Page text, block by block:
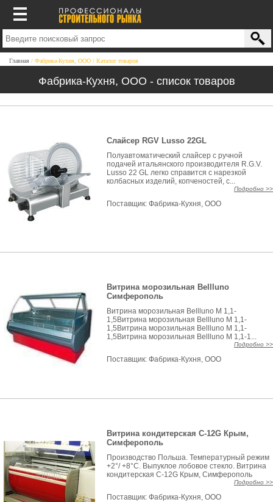
Главная Фабрика-Кухня, ООО Каталог товаров
Фабрика-Кухня, ООО - список товаров
Слайсер RGV Lusso 22GL
Полуавтоматический слайсер с ручной
подачей итальянского производителя R.G.V.
Lusso 22 GL легко справится с нарезкой
колбасных изделий, копченостей, с...
Подробно >>
Поставщик: Фабрика-Кухня, ООО
Витрина морозильная Bellluno
Симферополь
Витрина морозильная Bellluno М 1,1-
1,5Витрина морозильная Bellluno М 1,1-
1,5Витрина морозильная Bellluno М 1,1-
1,5Витрина морозильная Bellluno М 1,1-1...
Подробно >>
Поставщик: Фабрика-Кухня, ООО
Витрина кондитерская С-12G Крым,
Симферополь
Производство Польша. Температурный режим
+2°/ +8°C. Выпуклое лобовое стекло. Витрина
кондитерская С-12G Крым, Симферополь
Подробно >>
Поставщик: Фабрика-Кухня, ООО